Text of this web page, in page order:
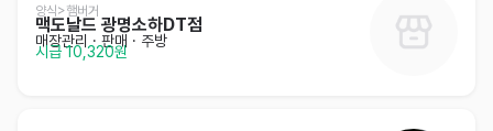
양식>햄버거
맥도날드 광명소하DT점
매장관리 · 판매 · 주방
시급 10,320원